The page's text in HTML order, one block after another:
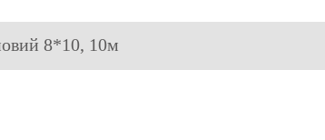
8*10, 10м